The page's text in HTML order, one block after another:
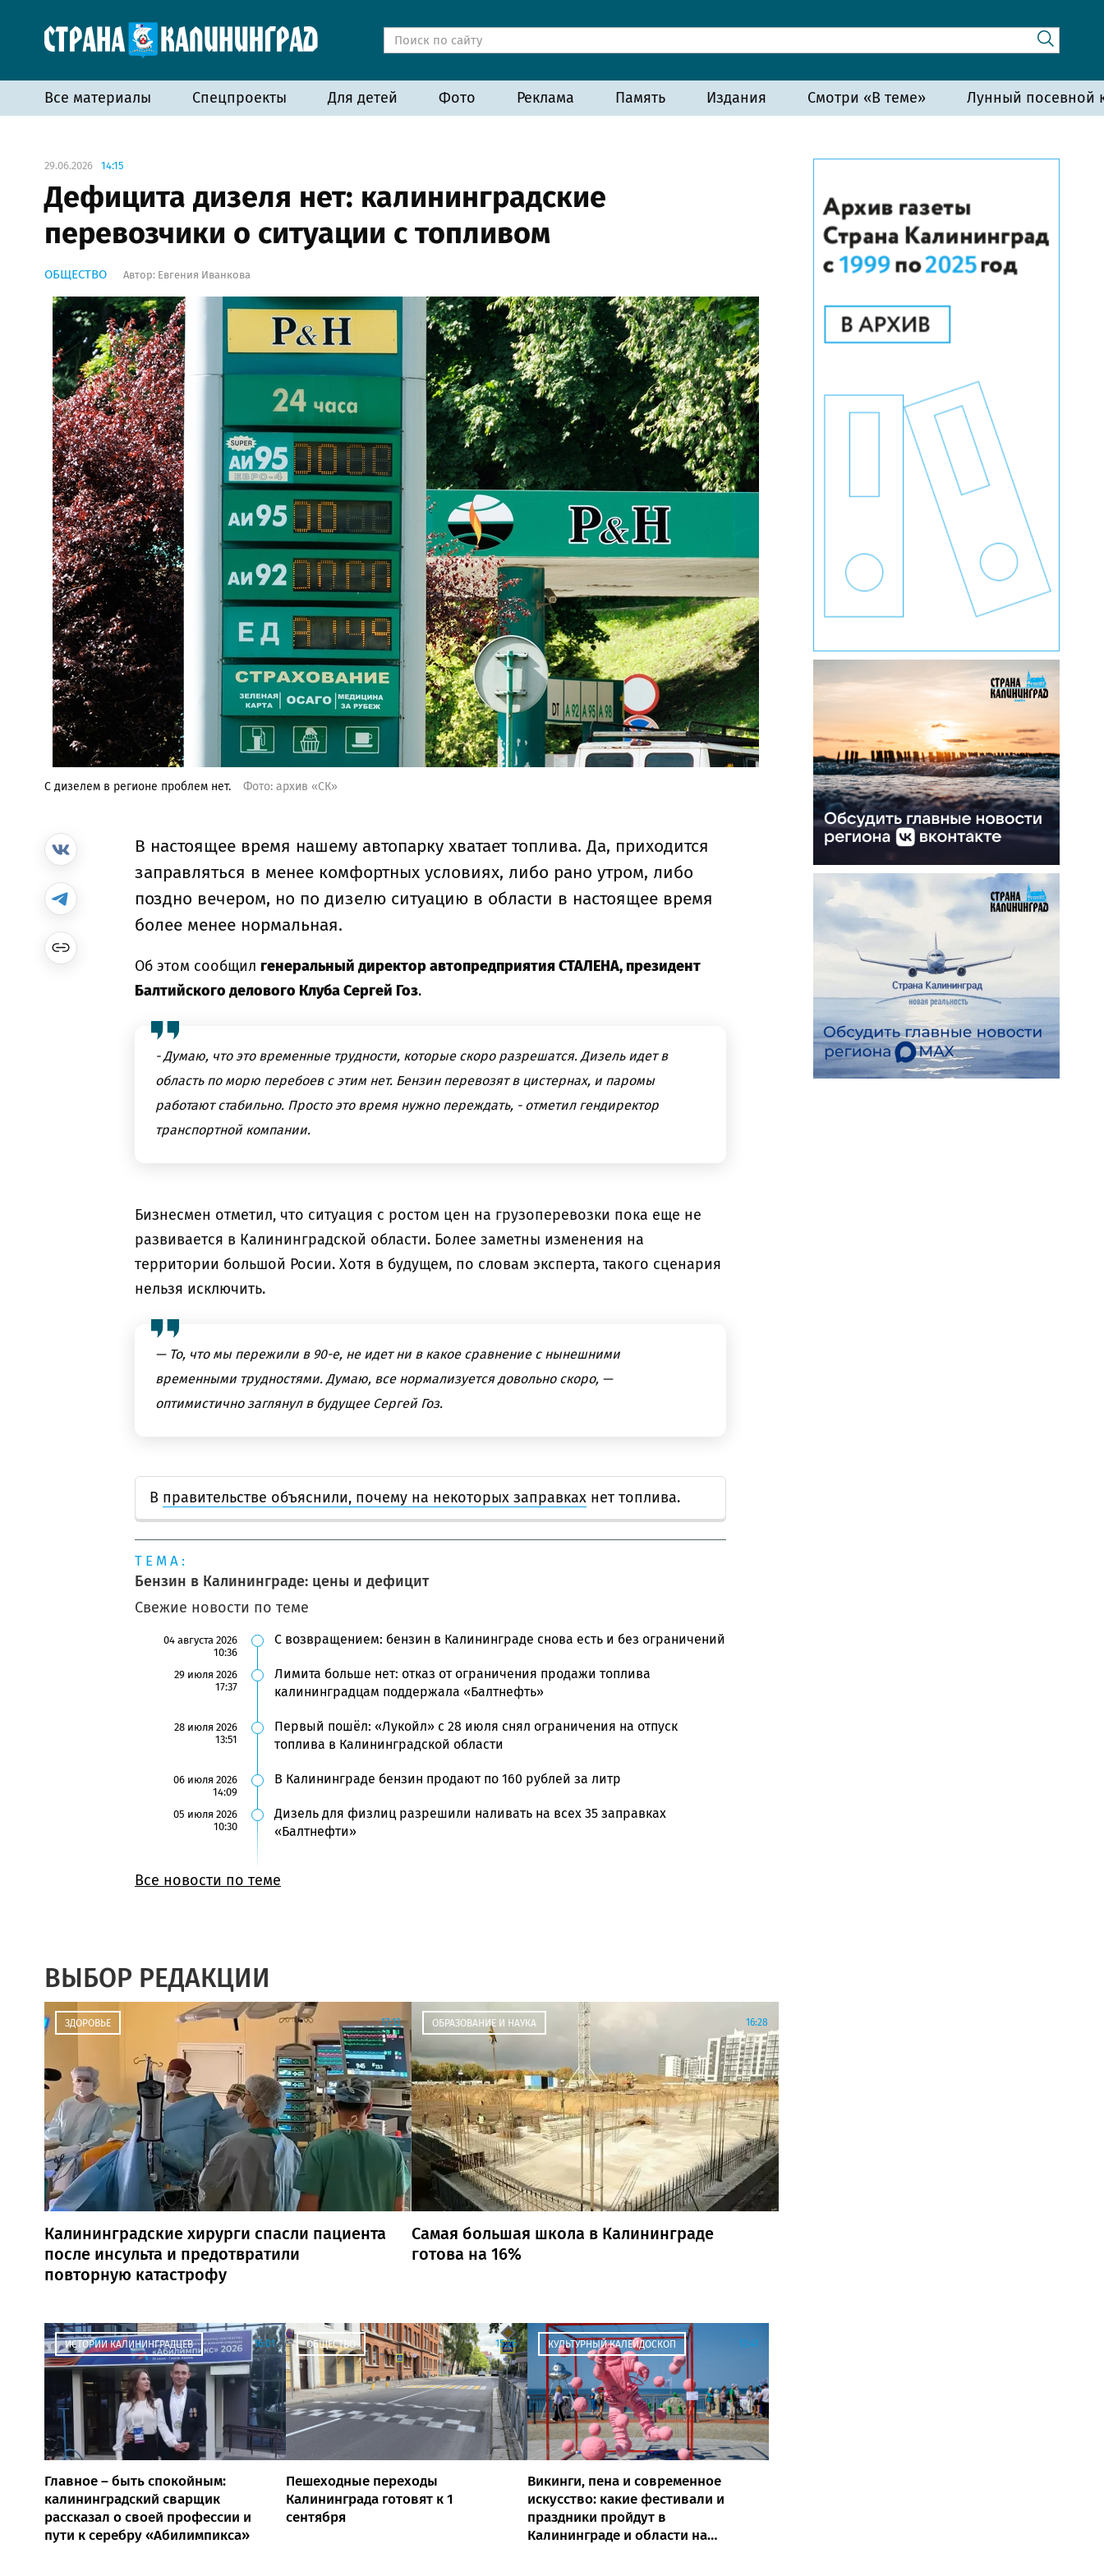
Все материалы Спецпроекты Для детей Фото Реклама Память Издания Смотри «В теме» Лунный посевной
29.06.2026 14:15
Дефицита дизеля нет: калининградские
перевозчики о ситуации с топливом
ОБЩЕСТВО Автор: Евгения Иванкова
С дизелем в регионе проблем нет. Фото: архив «СК»
В настоящее время нашему автопарку хватает топлива. Да, приходится
заправляться в менее комфортных условиях, либо рано утром, либо
поздно вечером, но по дизелю ситуацию в области в настоящее время
более менее нормальная.
Об этом сообщил генеральный директор автопредприятия СТАЛЕНА, президент
Балтийского делового Клуба Сергей Гоз.
- Думаю, что это временные трудности, которые скоро разрешатся. Дизель идет в
область по морю перебоев с этим нет. Бензин перевозят в цистернах, и паромы
работают стабильно. Просто это время нужно переждать, - отметил гендиректор
транспортной компании.
Бизнесмен отметил, что ситуация с ростом цен на грузоперевозки пока еще не
развивается в Калининградской области. Более заметны изменения на
территории большой Росии. Хотя в будущем, по словам эксперта, такого сценария
нельзя исключить.
— То, что мы пережили в 90-е, не идет ни в какое сравнение с нынешними
временными трудностями. Думаю, все нормализуется довольно скоро, —
оптимистично заглянул в будущее Сергей Гоз.
В правительстве объяснили, почему на некоторых заправках нет топлива.
ТЕМА:
Бензин в Калининграде: цены и дефицит
Свежие новости по теме
С возвращением: бензин в Калининграде снова есть и без ограничений
04 августа 2026
10:36
Лимита больше нет: отказ от ограничения продажи топлива
калининградцам поддержала «Балтнефть»
29 июля 2026
17:37
Первый пошёл: «Лукойл» с 28 июля снял ограничения на отпуск
топлива в Калининградской области
28 июля 2026
13:51
В Калининграде бензин продают по 160 рублей за литр
06 июля 2026
14:09
Дизель для физлиц разрешили наливать на всех 35 заправках
«Балтнефти»
05 июля 2026
10:30
Все новости по теме
ВЫБОР РЕДАКЦИИ
ЗДОРОВЬЕ 17:12
Калининградские хирурги спасли пациента
после инсульта и предотвратили
повторную катастрофу
ОБРАЗОВАНИЕ И НАУКА 16:28
Самая большая школа в Калининграде
готова на 16%
ИСТОРИИ КАЛИНИНГРАДЦЕВ 16:01
Главное – быть спокойным:
калининградский сварщик
рассказал о своей профессии и
пути к серебру «Абилимпикса»
ОБЩЕСТВО 15:26
Пешеходные переходы
Калининграда готовят к 1
сентября
КУЛЬТУРНЫЙ КАЛЕЙДОСКОП 12:41
Викинги, пена и современное
искусство: какие фестивали и
праздники пройдут в
Калининграде и области на